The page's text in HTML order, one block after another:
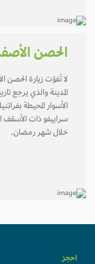
الحصن الأصفر
لا تُفوّت زيارة الحصن
المدينة والذي يرجع
الأسوار المحيطة
سراييفو ذات الأسقف
خلال شهر رمضان.
احجز